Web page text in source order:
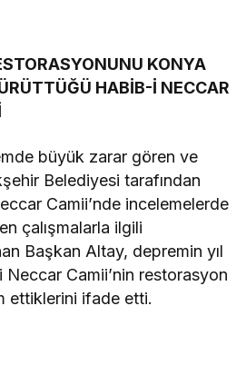
KONYA
HABİB-İ NECCAR
büyük zarar gören ve
Belediyesi tarafından
Camii’nde incelemelerde
çalışmalarla ilgili
Başkan Altay, depremin yıl
Camii’nin restorasyon
ettiklerini ifade etti.